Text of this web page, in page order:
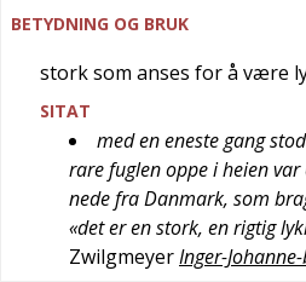
BETYDNING OG BRUK
stork som anses for å være
SITAT
med en eneste gang
rare fuglen oppe i heien
nede fra Danmark, som
«det er en stork, en rigtig
ZwilgmeyerInger-